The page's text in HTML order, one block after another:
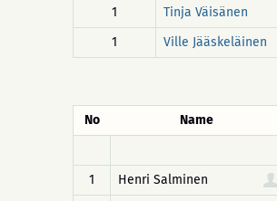
1
Tinja Väisänen
1
Ville Jääskeläinen
No Name
1
Henri Salminen